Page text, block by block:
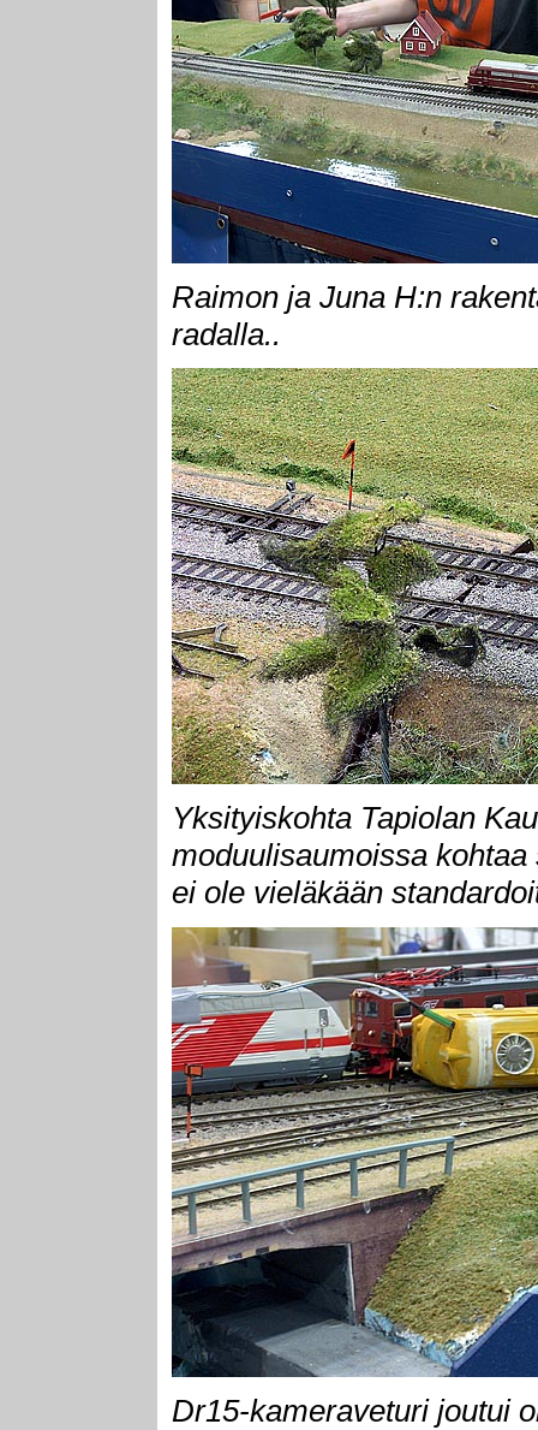
Raimon ja Juna H:n
radalla..
Yksityiskohta Tapiolan
moduulisaumoissa
ei ole vieläkään
Dr15-kameraveturi joutui